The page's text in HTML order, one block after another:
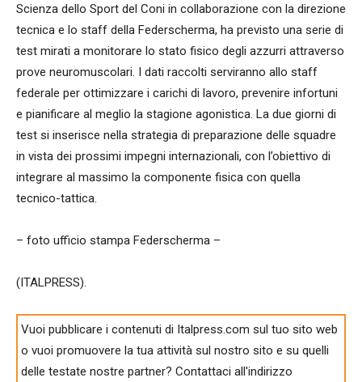
Scienza dello Sport del Coni in collaborazione con la direzione
tecnica e lo staff della Federscherma, ha previsto una serie di
test mirati a monitorare lo stato fisico degli azzurri attraverso
prove neuromuscolari. I dati raccolti serviranno allo staff
federale per ottimizzare i carichi di lavoro, prevenire infortuni
e pianificare al meglio la stagione agonistica. La due giorni di
test si inserisce nella strategia di preparazione delle squadre
in vista dei prossimi impegni internazionali, con l’obiettivo di
integrare al massimo la componente fisica con quella
tecnico-tattica.
– foto ufficio stampa Federscherma –
(ITALPRESS).
Vuoi pubblicare i contenuti di Italpress.com sul tuo sito web
o vuoi promuovere la tua attività sul nostro sito e su quelli
delle testate nostre partner? Contattaci all'indirizzo